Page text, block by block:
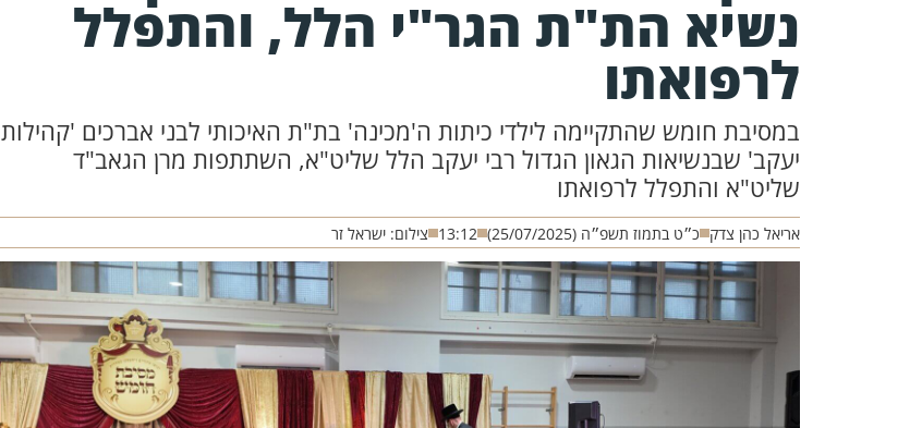
נשיא הת"ת הגר"י הלל, והתפלל
לרפואתו
במסיבת חומש שהתקיימה לילדי כיתות ה'מכינה' בת"ת האיכותי לבני אברכים 'קהילות
יעקב' שבנשיאות הגאון הגדול רבי יעקב הלל שליט"א, השתתפות מרן הגאב"ד
שליט"א והתפלל לרפואתו
אריאל כהן צדק כ״ט בתמוז תשפ״ה (25/07/2025) 13:12 צילום: ישראל זר